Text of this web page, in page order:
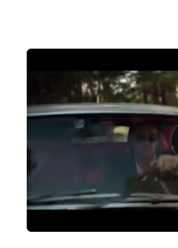
42.35%